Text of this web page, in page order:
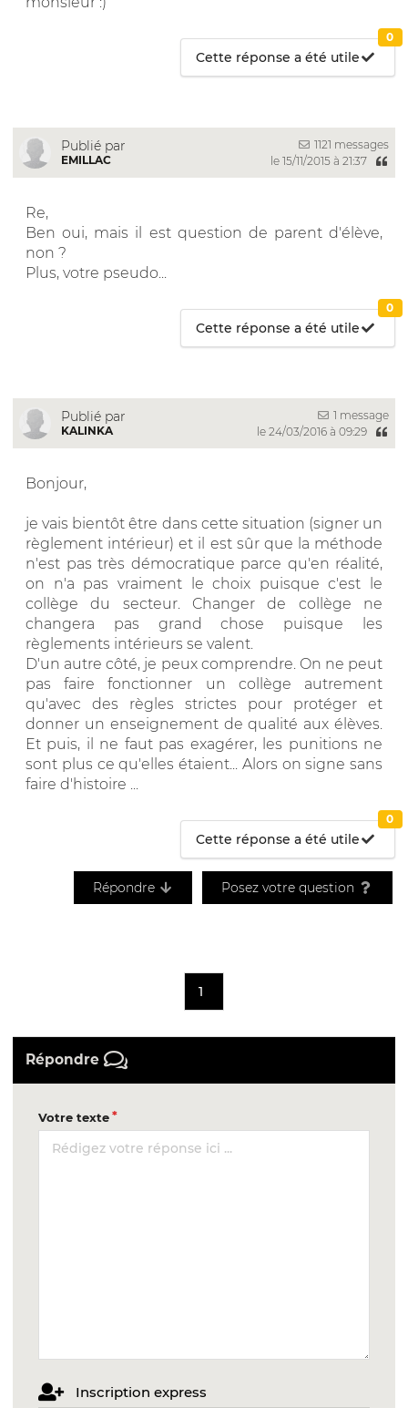
Cette réponse a été utile
0
Publié par
EMILLAC
1121 messages
le 15/11/2015 à 21:37
Re,
Ben oui, mais il est question de parent d'élève,
non ?
Plus, votre pseudo...
Cette réponse a été utile
0
Publié par
KALINKA
1 message
le 24/03/2016 à 09:29
Bonjour,
je vais bientôt être dans cette situation (signer un
règlement intérieur) et il est sûr que la méthode
n'est pas très démocratique parce qu'en réalité,
on n'a pas vraiment le choix puisque c'est le
collège du secteur. Changer de collège ne
changera pas grand chose puisque les
règlements intérieurs se valent.
D'un autre côté, je peux comprendre. On ne peut
pas faire fonctionner un collège autrement
qu'avec des règles strictes pour protéger et
donner un enseignement de qualité aux élèves.
Et puis, il ne faut pas exagérer, les punitions ne
sont plus ce qu'elles étaient... Alors on signe sans
faire d'histoire ...
Cette réponse a été utile
0
Répondre Posez votre question
1
Répondre
Votre texte
Inscription express